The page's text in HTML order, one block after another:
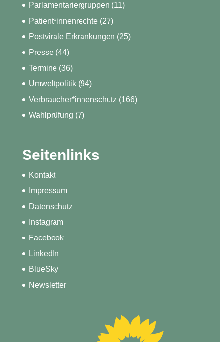
Parlamentariergruppen (11)
Patient*innenrechte(27)
Postvirale Erkrankungen (25)
Presse(44)
Termine(36)
Umweltpolitik(94)
Verbraucher*innenschutz (166)
Wahlprüfung (7)
Seitenlinks
Kontakt
Impressum
Datenschutz
Instagram
Facebook
LinkedIn
BlueSky
Newsletter